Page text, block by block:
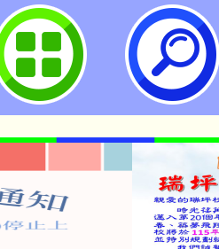
設計者：徐嘉